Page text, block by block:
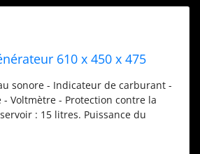
610 x 450 x 475
sonore - Indicateur de carburant -
Voltmètre - Protection contre la
: 15 litres. Puissance du
heures. Allumage/démarrage :